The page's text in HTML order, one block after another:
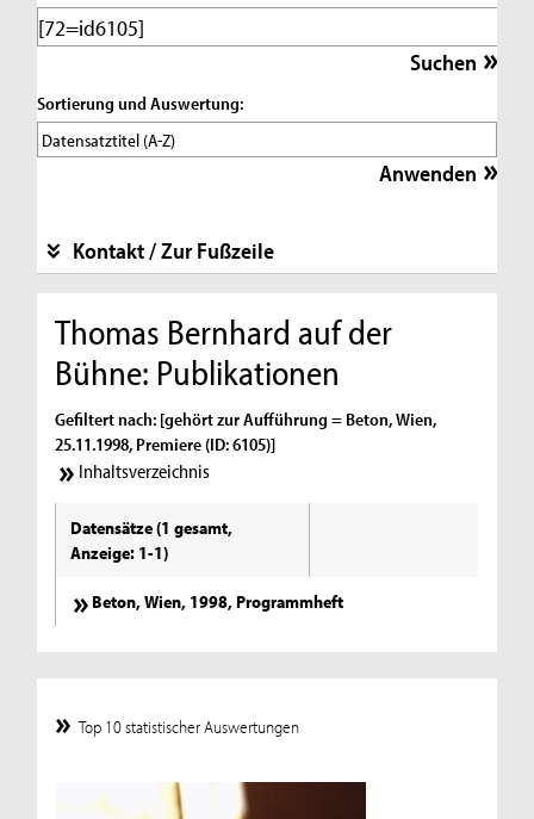
Sortierung und Auswertung:
Kontakt / Zur Fußzeile
Thomas Bernhard auf der
Bühne: Publikationen
Gefiltert nach: [gehört zur Aufführung = Beton, Wien,
25.11.1998, Premiere (ID: 6105)]
Inhaltsverzeichnis
Datensätze (1 gesamt,
Anzeige: 1-1)
Beton, Wien, 1998, Programmheft
Top 10 statistischer Auswertungen